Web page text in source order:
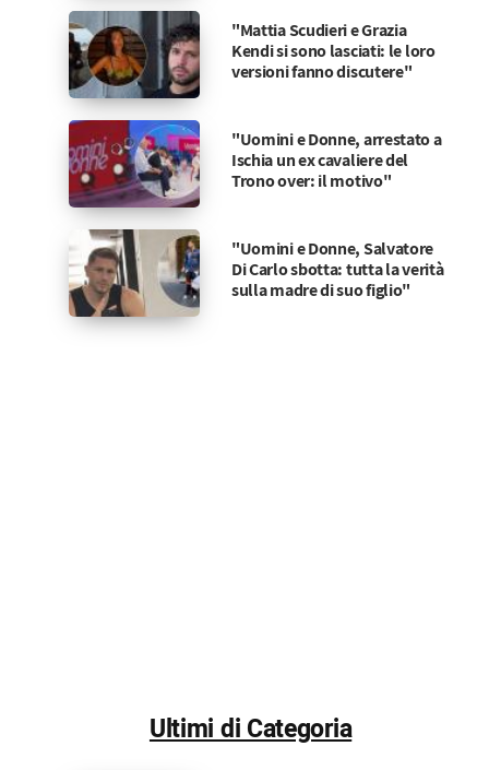
"Mattia Scudieri e Grazia
Kendi si sono lasciati: le loro
versioni fanno discutere"
"Uomini e Donne, arrestato a
Ischia un ex cavaliere del
Trono over: il motivo"
"Uomini e Donne, Salvatore
Di Carlo sbotta: tutta la verità
sulla madre di suo figlio"
Ultimi di Categoria